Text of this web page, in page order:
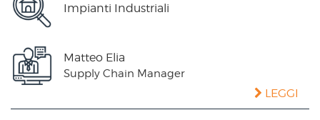
Impianti Industriali
Matteo Elia
Supply Chain Manager
LEGGI